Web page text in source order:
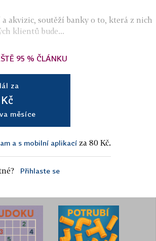
akvizic, soutěží banky o to, která z nich
klientů bude...
95 % ČLÁNKU
za
měsíce
a s mobilní aplikací za 80 Kč.
Přihlaste se